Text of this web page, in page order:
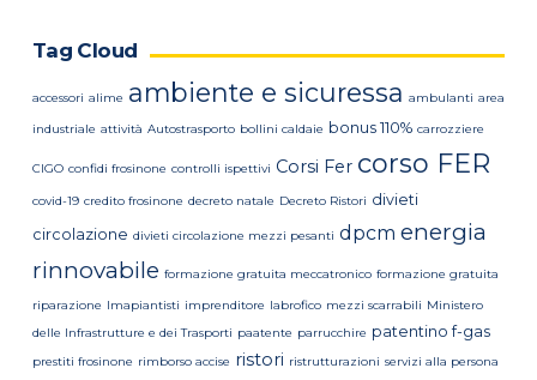
Tag Cloud
accessori alime ambiente e sicuressa ambulanti area
industriale attività Autostrasporto bollini caldaie bonus 110% carrozziere
CIGO confidi frosinone controlli ispettivi Corsi Fer corso FER
covid-19 credito frosinone decreto natale Decreto Ristori divieti
circolazione divieti circolazione mezzi pesanti dpcm energia
rinnovabile formazione gratuita meccatronico formazione gratuita
riparazione Imapiantisti imprenditore labrofico mezzi scarrabili Ministero
delle Infrastrutture e dei Trasporti paatente parrucchire patentino f-gas
prestiti frosinone rimborso accise ristori ristrutturazioni servizi alla persona